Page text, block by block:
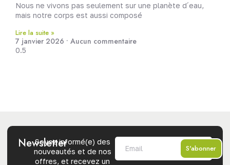
Nous ne vivons pas seulement sur une planète d´eau,
mais notre corps est aussi composé
Lire la suite »
7 janvier 2026 Aucun commentaire
Newsletter
Soyez informé(e) des
nouveautés et de nos
offres, et recevez un
S'abonner